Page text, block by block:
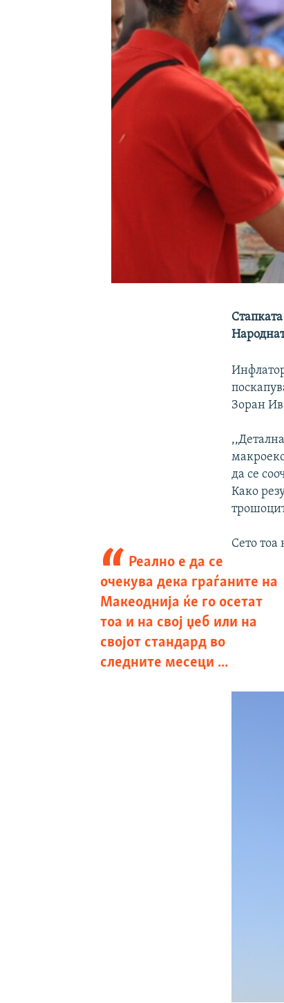
Зоран
да се
Како
Сето тоа
Реално е да се
очекува дека граѓаните на
Макеоднија ќе го осетат
тоа и на свој џеб или на
својот стандард во
следните месеци ...